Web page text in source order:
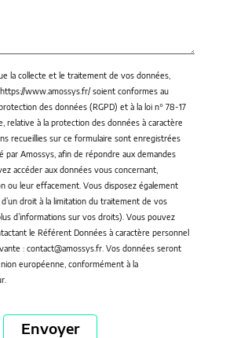
la collecte et le traitement de vos données,
www.amossys.fr/ soient conformes au
des données (RGPD) et à la loi n° 78-17
relative à la protection des données à caractère
recueillies sur ce formulaire sont enregistrées
par Amossys, afin de répondre aux demandes
accéder aux données vous concernant,
ou leur effacement. Vous disposez également
droit à la limitation du traitement de vos
d’informations sur vos droits). Vous pouvez
le Référent Données à caractère personnel
: contact@amossys.fr. Vos données seront
européenne, conformément à la
Envoyer